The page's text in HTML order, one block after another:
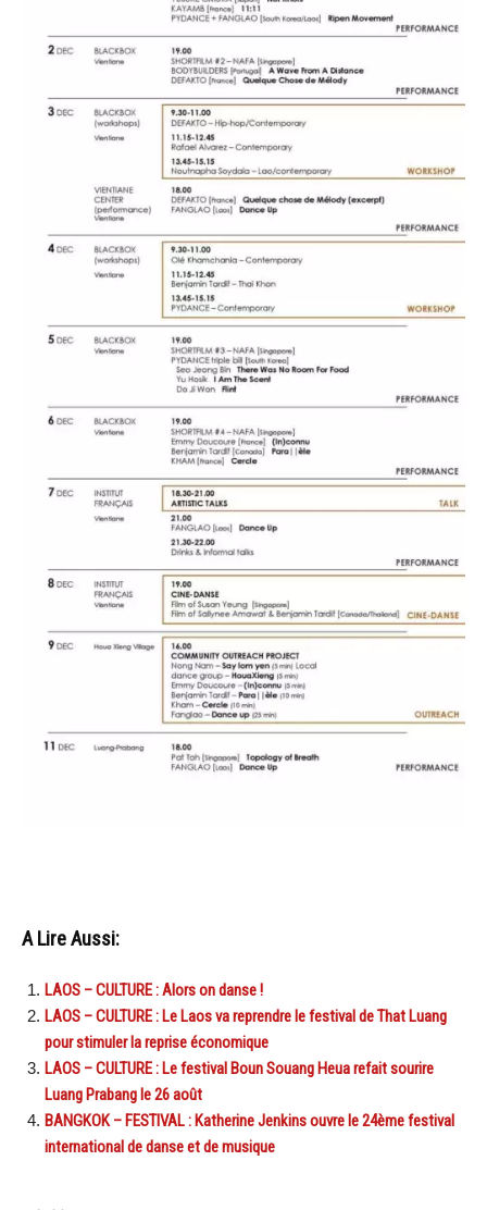
A Lire Aussi:
LAOS – CULTURE : Alors on danse !
LAOS – CULTURE : Le Laos va reprendre le festival de That Luang
pour stimuler la reprise économique
LAOS – CULTURE : Le festival Boun Souang Heua refait sourire
Luang Prabang le 26 août
BANGKOK – FESTIVAL : Katherine Jenkins ouvre le 24ème festival
international de danse et de musique